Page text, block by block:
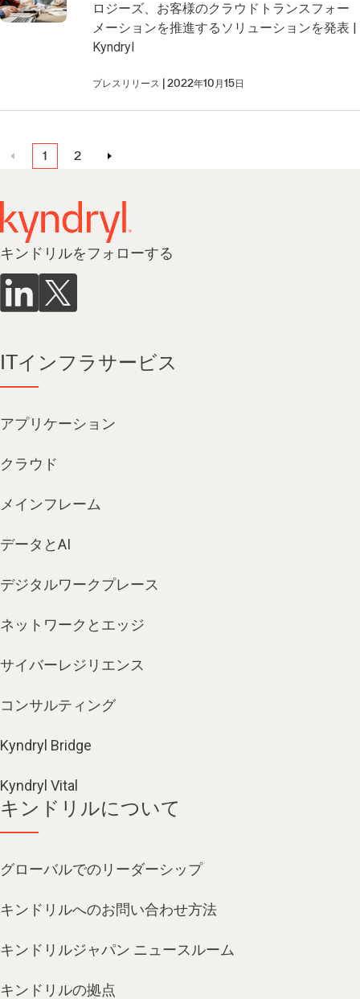
ロジーズ、お客様のクラウドトランスフォー
メーションを推進するソリューションを発表 |
Kyndryl
プレスリリース 2022年10月15日
1 2
キンドリルをフォローする
ITインフラサービス
アプリケーション
クラウド
メインフレーム
データとAI
デジタルワークプレース
ネットワークとエッジ
サイバーレジリエンス
コンサルティング
Kyndryl Bridge
Kyndryl Vital
キンドリルについて
グローバルでのリーダーシップ
キンドリルへのお問い合わせ方法
キンドリルジャパン ニュースルーム
キンドリルの拠点